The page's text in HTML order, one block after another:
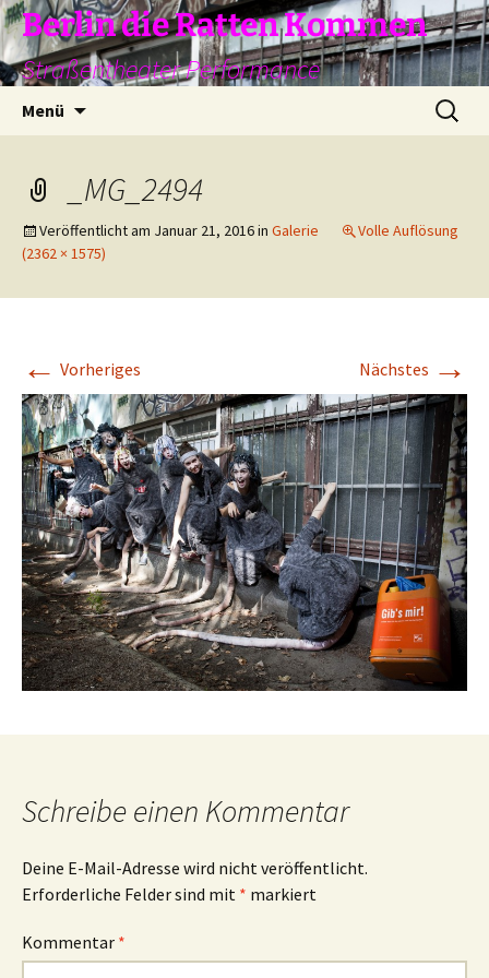
Zum
Inhalt
springen
Berlin die Ratten Kommen
Straßentheater Performance
Menü
Suchen
nach:
_MG_2494
Veröffentlicht am Januar 21, 2016in Galerie
Volle Auflösung
(2362 × 1575)
← Vorheriges Nächstes →
Schreibe einen Kommentar
Deine E-Mail-Adresse wird nicht veröffentlicht.
Erforderliche Felder sind mit * markiert
Kommentar *